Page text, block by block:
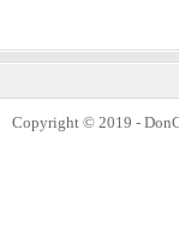
Copyright © 2019 -